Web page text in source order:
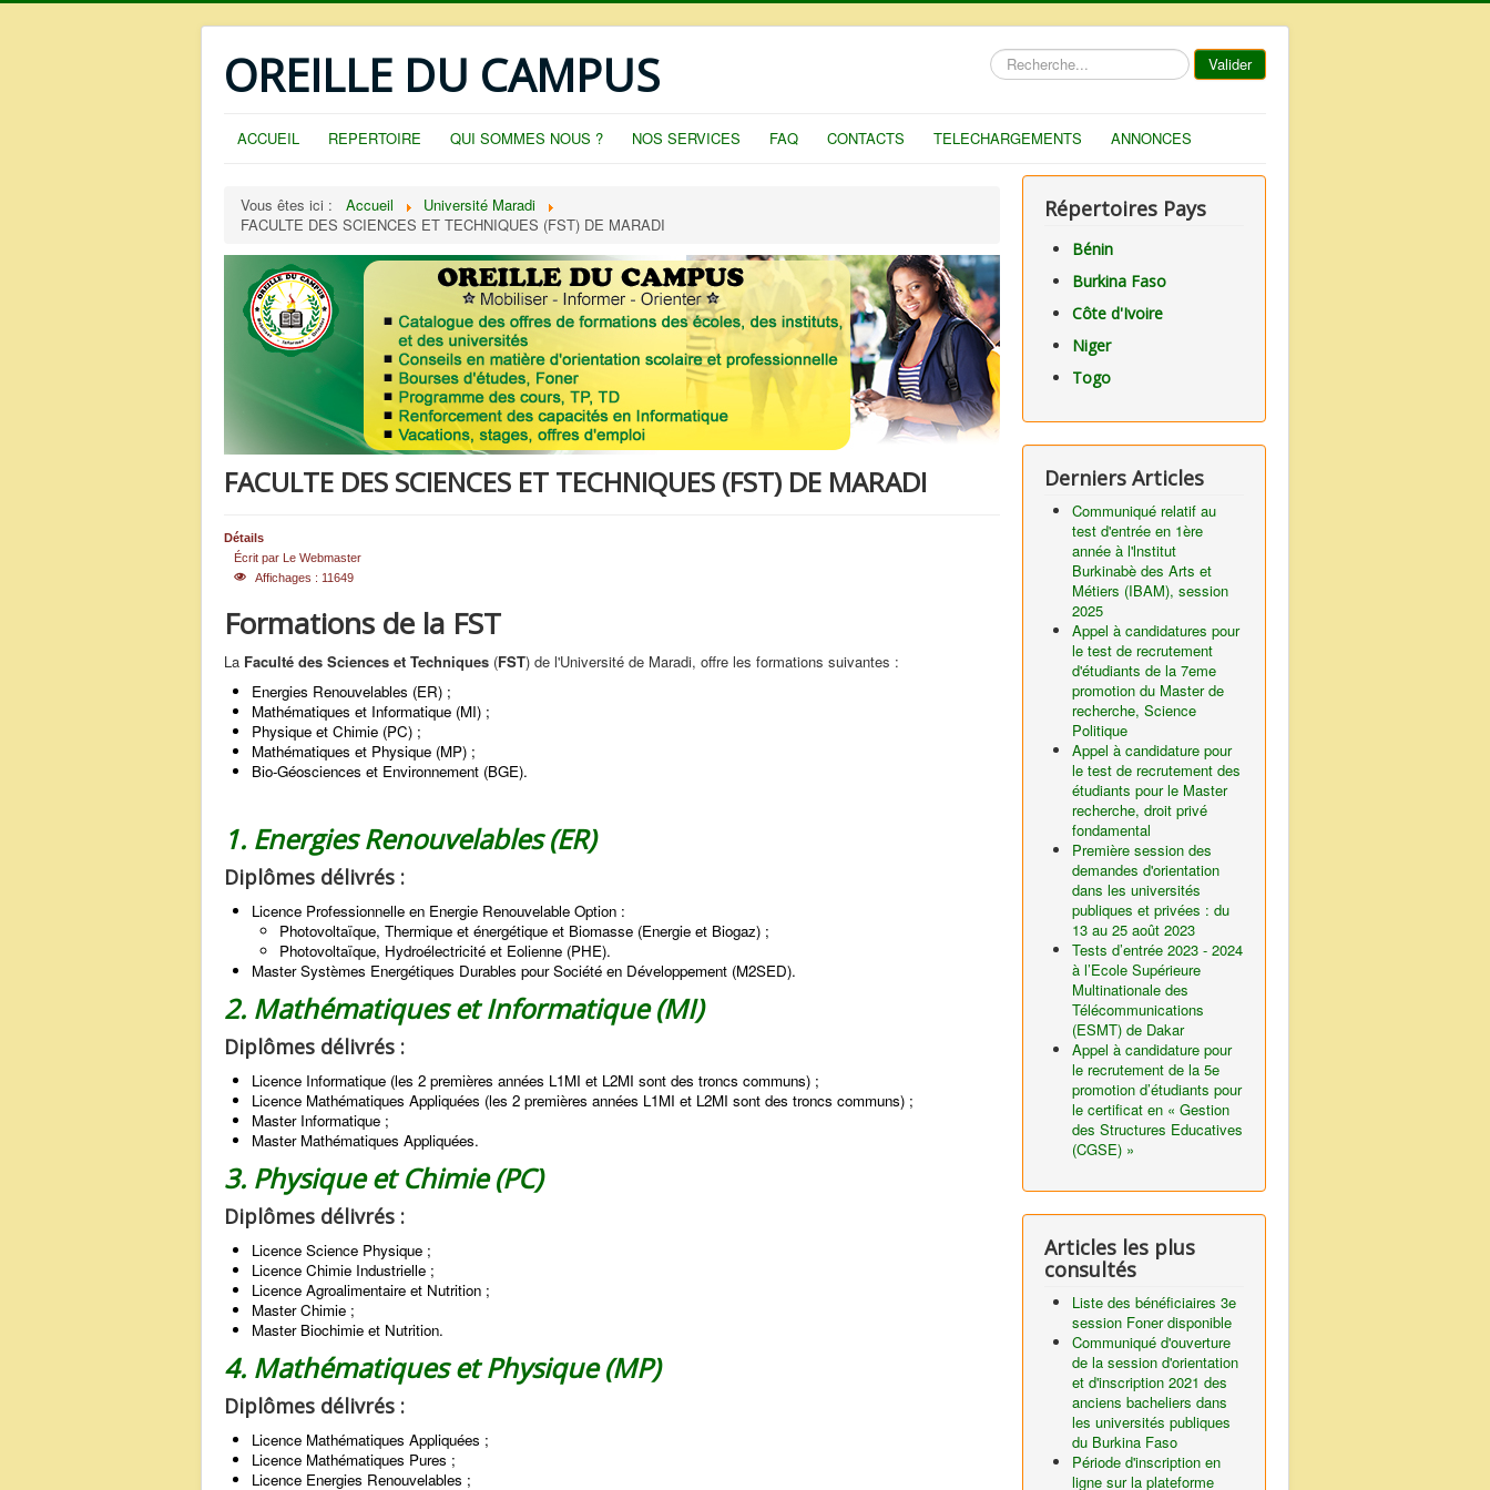
OREILLE DU CAMPUS Rechercher Valider
ACCUEIL REPERTOIRE QUI SOMMES NOUS ? NOS SERVICES FAQ CONTACTS TELECHARGEMENTS ANNONCES
Vous êtes ici : Accueil
Université Maradi
FACULTE DES SCIENCES ET TECHNIQUES (FST) DE MARADI
FACULTE DES SCIENCES ET TECHNIQUES (FST) DE MARADI
Détails
Écrit par Le Webmaster
Affichages : 11649
Formations de la FST
La Faculté des Sciences et Techniques (FST) de l'Université de Maradi, offre les formations suivantes :
Energies Renouvelables (ER) ;
Mathématiques et Informatique (MI) ;
Physique et Chimie (PC) ;
Mathématiques et Physique (MP) ;
Bio-Géosciences et Environnement (BGE).
1. Energies Renouvelables (ER)
Diplômes délivrés :
Licence Professionnelle en Energie Renouvelable Option :
Photovoltaïque, Thermique et énergétique et Biomasse (Energie et Biogaz) ;
Photovoltaïque, Hydroélectricité et Eolienne (PHE).
Master Systèmes Energétiques Durables pour Société en Développement (M2SED).
2. Mathématiques et Informatique (MI)
Diplômes délivrés :
Licence Informatique (les 2 premières années L1MI et L2MI sont des troncs communs) ;
Licence Mathématiques Appliquées (les 2 premières années L1MI et L2MI sont des troncs communs) ;
Master Informatique ;
Master Mathématiques Appliquées.
3. Physique et Chimie (PC)
Diplômes délivrés :
Licence Science Physique ;
Licence Chimie Industrielle ;
Licence Agroalimentaire et Nutrition ;
Master Chimie ;
Master Biochimie et Nutrition.
4. Mathématiques et Physique (MP)
Diplômes délivrés :
Licence Mathématiques Appliquées ;
Licence Mathématiques Pures ;
Licence Energies Renouvelables ;
Répertoires Pays
Bénin
Burkina Faso
Côte d'Ivoire
Niger
Togo
Derniers Articles
Communiqué relatif au
test d'entrée en 1ère
année à l'lnstitut
Burkinabè des Arts et
Métiers (IBAM), session
2025
Appel à candidatures pour
le test de recrutement
d'étudiants de la 7eme
promotion du Master de
recherche, Science
Politique
Appel à candidature pour
le test de recrutement des
étudiants pour le Master
recherche, droit privé
fondamental
Première session des
demandes d'orientation
dans les universités
publiques et privées : du
13 au 25 août 2023
Tests d’entrée 2023 - 2024
à l’Ecole Supérieure
Multinationale des
Télécommunications
(ESMT) de Dakar
Appel à candidature pour
le recrutement de la 5e
promotion d’étudiants pour
le certificat en « Gestion
des Structures Educatives
(CGSE) »
Articles les plus
consultés
Liste des bénéficiaires 3e
session Foner disponible
Communiqué d'ouverture
de la session d'orientation
et d'inscription 2021 des
anciens bacheliers dans
les universités publiques
du Burkina Faso
Période d'inscription en
ligne sur la plateforme